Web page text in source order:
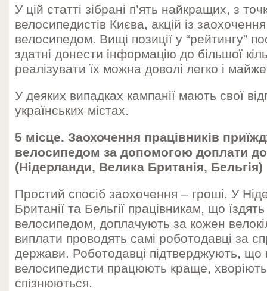
У цій статті зібрані п’ять найкращих, з
велосипедистів Києва, акцій із
велосипедом. Вищі позиції у “рейтингу”
здатні донести інформацію до більшої
реалізувати їх можна доволі легко і
У деяких випадках кампанії мають свої
українських містах.
5 місце. Заохочення працівників
велосипедом за допомогою доплати
(Нідерланди, Велика Британія, Бельгія)
Простий спосіб заохочення – гроші. У
Британії та Бельгії працівникам, що
велосипедом, доплачують за кожен
виплати проводять самі роботодавці за
держави. Роботодавці підтверджують, що
велосипедисти працюють краще,
спізнюються.